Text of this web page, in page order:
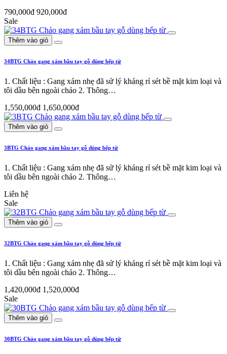
790,000đ 920,000đ
Sale
Thêm vào giỏ
34BTG Chảo gang xám bầu tay gỗ dùng bếp từ
1. Chất liệu : Gang xám nhẹ đã sử lý kháng rỉ sét bề mặt kim loại và
tôi dầu bên ngoài chảo 2. Thông…
1,550,000đ 1,650,000đ
Thêm vào giỏ
3BTG Chảo gang xám bầu tay gỗ dùng bếp từ
1. Chất liệu : Gang xám nhẹ đã sử lý kháng rỉ sét bề mặt kim loại và
tôi dầu bên ngoài chảo 2. Thông…
Liên hệ
Sale
Thêm vào giỏ
32BTG Chảo gang xám bầu tay gỗ dùng bếp từ
1. Chất liệu : Gang xám nhẹ đã sử lý kháng rỉ sét bề mặt kim loại và
tôi dầu bên ngoài chảo 2. Thông…
1,420,000đ 1,520,000đ
Sale
Thêm vào giỏ
30BTG Chảo gang xám bầu tay gỗ dùng bếp từ